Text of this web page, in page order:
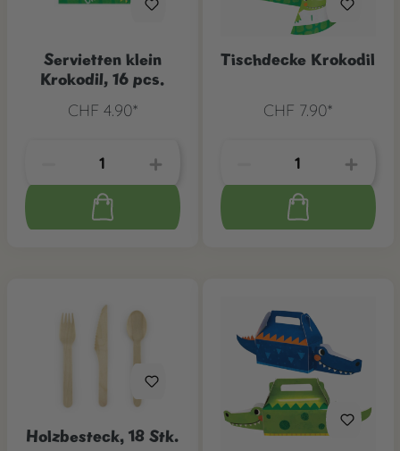
Servietten klein
Krokodil, 16 pcs.
CHF 4.90*
Tischdecke Krokodil
CHF 7.90*
Holzbesteck, 18 Stk.